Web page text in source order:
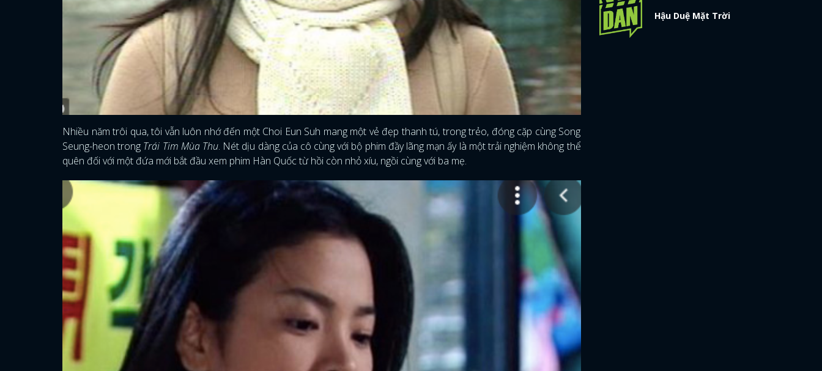
Nhiều năm trôi qua, tôi vẫn luôn nhớ đến một Choi Eun Suh mang một vẻ đẹp thanh tú, trong trẻo, đóng cặp cùng Song
Seung-heon trong Trái Tim Mùa Thu. Nét dịu dàng của cô cùng với bộ phim đầy lãng mạn ấy là một trải nghiệm không thể
quên đối với một đứa mới bắt đầu xem phim Hàn Quốc từ hồi còn nhỏ xíu, ngồi cùng với ba mẹ.
Hậu Duệ Mặt Trời